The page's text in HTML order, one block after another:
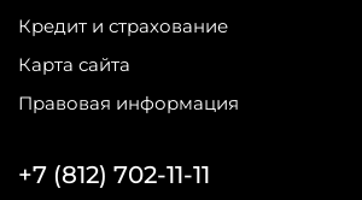
Кредит и страхование
Карта сайта
Правовая информация
+7 (812) 702-11-11